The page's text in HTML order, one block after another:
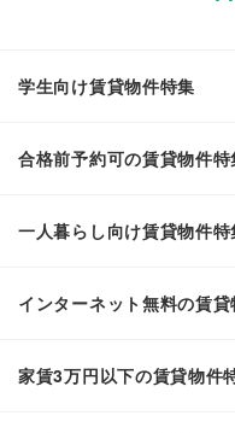
学生向け賃貸物件特集
合格前予約可の賃貸物件特
一人暮らし向け賃貸物件特
インターネット無料の賃
家賃3万円以下の賃貸物件